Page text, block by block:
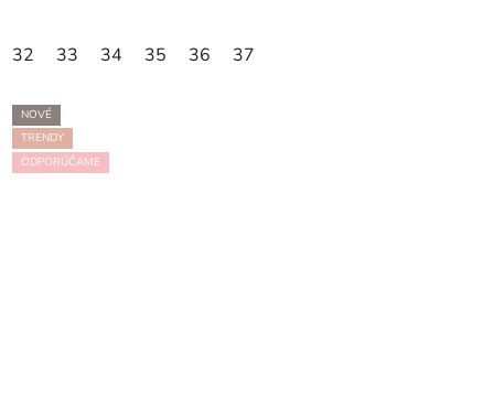
32 33 34 35 36 37
NOVÉ
TRENDY
ODPORÚČAME